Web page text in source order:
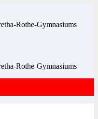
Rothe-Gymnasiums
Rothe-Gymnasiums